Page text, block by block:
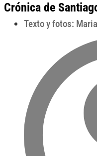
Crónica de
Texto y fotos: